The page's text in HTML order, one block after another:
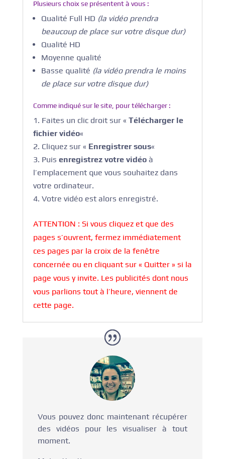
Plusieurs choix se présentent à vous :
Qualité Full HD (la vidéo prendra
beaucoup de place sur votre disque dur)
Qualité HD
Moyenne qualité
Basse qualité (la vidéo prendra le moins
de place sur votre disque dur)
Comme indiqué sur le site, pour télécharger :
Faites un clic droit sur « Télécharger le
fichier vidéo«
Cliquez sur « Enregistrer sous«
Puis enregistrez votre vidéoà
l’emplacement que vous souhaitez dans
votre ordinateur.
Votre vidéo est alors enregistré.
ATTENTION : Si vous cliquez et que des
pages s’ouvrent, fermez immédiatement
ces pages par la croix de la fenêtre
concernée ou en cliquant sur « Quitter » si la
page vous y invite. Les publicités dont nous
vous parlions tout à l’heure, viennent de
cette page.
Vous pouvez donc maintenant récupérer
des vidéos pour les visualiser à tout
moment.